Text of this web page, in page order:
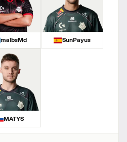
malbsMd SunPayus
MATYS